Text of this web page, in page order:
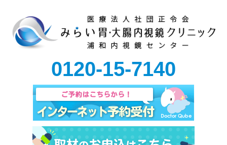
0120-15-7140